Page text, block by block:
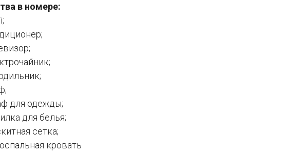
в номере:
для одежды;
для белья;
сетка;
кровать